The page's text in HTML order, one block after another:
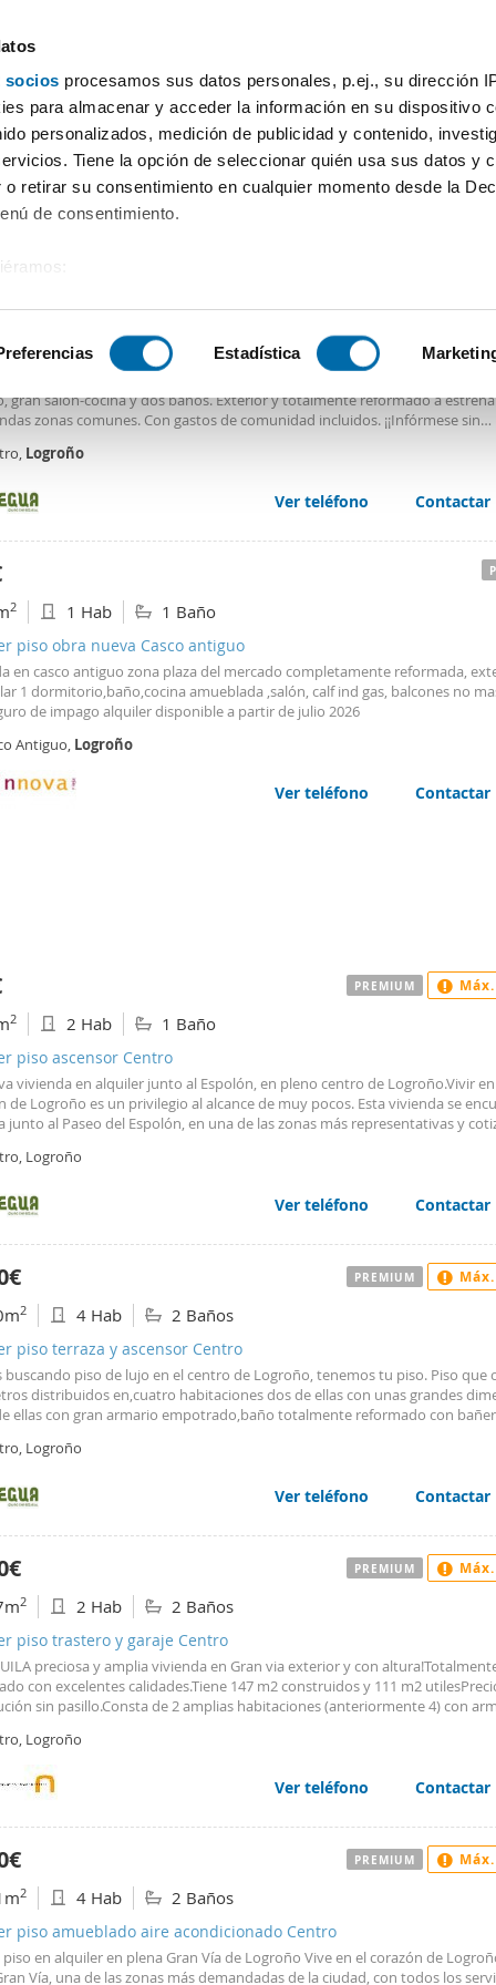
socios procesamos sus datos personales, p.ej., su dirección
para almacenar y acceder la información en su dispositivo
personalizados, medición de publicidad y contenido,
Tiene la opción de seleccionar quién usa sus datos y
retirar su consentimiento en cualquier momento desde la
de consentimiento.
analizándolo activamente para buscar características
cómo se procesan sus datos personales y establezca
de datos
. Puede cambiar o retirar su consentimiento en
se usan para personalizar el contenido y los anuncios,
el tráfico. Además, compartimos información sobre el uso
de redes sociales, publicidad y análisis web, quienes
que les haya proporcionado o que hayan recopilado a
Estadística
Habitaciones Más filtros - 2
obra nueva Logroño
2
piso obra nueva ascensor Centro
gran salón-cocina y dos baños. Exterior y totalmente reformado a
zonas comunes. Con gastos de comunidad incluidos. ¡¡Infórmese sin
Logroño
Ver teléfono Contactar
2 1 Hab 1 Baño
piso obra nueva Casco antiguo
en casco antiguo zona plaza del mercado completamente reformada,
1 dormitorio,baño,cocina amueblada ,salón, calf ind gas, balcones no
de impago alquiler disponible a partir de julio 2026
Antiguo, Logroño
Ver teléfono Contactar
2 2 Hab 1 Baño
piso ascensor Centro
vivienda en alquiler junto al Espolón, en pleno centro de Logroño.Vivir
de Logroño es un privilegio al alcance de muy pocos. Esta vivienda se
junto al Paseo del Espolón, en una de las zonas más representativas y
distribución está pensada para disfrutar de un hogar cómodo y
para quienes valoran la comodidad en su día a día.Su ubicación permite
a pie, olvidándose de desplazamientos y aprovechando al máximo
tiene para ofrecer.Como valor añadido, la vivienda dispone de plaza de
una ventaja especialmente apreciada en una ubicación tan céntrica.Una
para quienes buscan una vivienda bien situada, cómoda y con el
al Espolón.Plaza de garaje opcional.
Logroño
Ver teléfono Contactar
PREMIUM
2 4 Hab 2 Baños
piso terraza y ascensor Centro
buscando piso de lujo en el centro de Logroño, tenemos tu piso. Piso que
distribuidos en,cuatro habitaciones dos de ellas con unas grandes
ellas con gran armario empotrado,baño totalmente reformado con
y disfrutar de las vistas del centro de Logroño. Estaremos encantados de
Logroño
Ver teléfono Contactar
PREMIUM
2 2 Hab 2 Baños
piso trastero y garaje Centro
preciosa y amplia vivienda en Gran via exterior y con
con excelentes calidades.Tiene 147 m2 construidos y 111 m2
sin pasillo.Consta de 2 amplias habitaciones (anteriormente 4) con
a Gran Vía, cocina con office montada con electrodomésticos y balcón,
lisas, ventanas en madera climalit, calefacción central con contador
dispone de trastero bajo cubierta.Ascensor directo hasta la planta del
opcionalSE REQUIERE CONTRATO FIJO, ESTABILIDAD LABORAL Y
de comunidad por parte del inquilinoExcelente
Logroño
Ver teléfono Contactar
PREMIUM
2 4 Hab 2 Baños
piso amueblado aire acondicionado Centro
en alquiler en plena Gran Vía de Logroño Vive en el corazón de
Vía, una de las zonas más demandadas de la ciudad, con todos los
PREMIUM